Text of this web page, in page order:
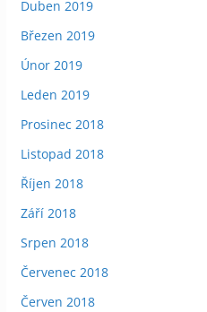
Duben 2019
Březen 2019
Únor 2019
Leden 2019
Prosinec 2018
Listopad 2018
Říjen 2018
Září 2018
Srpen 2018
Červenec 2018
Červen 2018